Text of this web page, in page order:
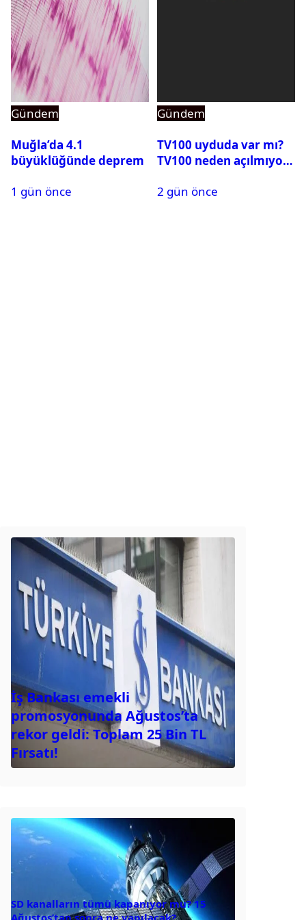
Gündem
Muğla’da 4.1
büyüklüğünde deprem
1 gün önce
Gündem
TV100 uyduda var mı?
TV100 neden açılmıyor?
2 gün önce
İş Bankası emekli
promosyonunda Ağustos’ta
rekor geldi: Toplam 25 Bin TL
Fırsatı!
SD kanalların tümü kapanıyor mu? 15